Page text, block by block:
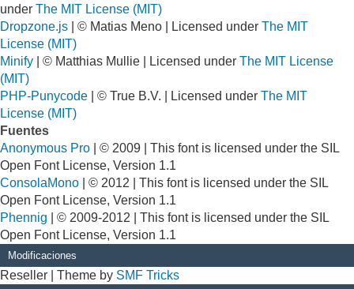
under The MIT License (MIT)
Dropzone.js | © Matias Meno | Licensed under The MIT
License (MIT)
Minify | © Matthias Mullie | Licensed under The MIT License
(MIT)
PHP-Punycode | © True B.V. | Licensed under The MIT
License (MIT)
Fuentes
Anonymous Pro | © 2009 | This font is licensed under the SIL
Open Font License, Version 1.1
ConsolaMono | © 2012 | This font is licensed under the SIL
Open Font License, Version 1.1
Phennig | © 2009-2012 | This font is licensed under the SIL
Open Font License, Version 1.1
Modificaciones
Reseller | Theme by SMF Tricks